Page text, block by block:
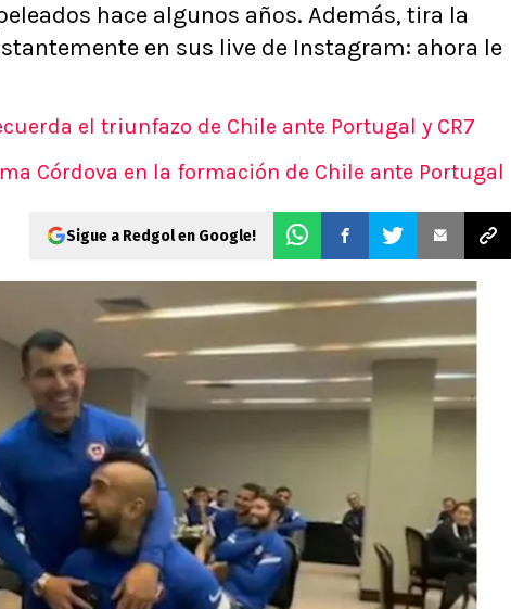
hace algunos años. Además, tira la
en sus live de Instagram: ahora le
el triunfazo de Chile ante Portugal y CR7
Córdova en la formación de Chile ante Portugal
Sigue a Redgol en Google!